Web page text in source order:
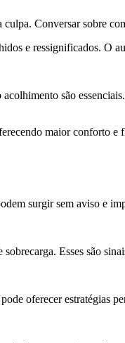
Conversar sobre
e ressignificados. O
são
maior conforto
surgir sem aviso e
Esses são
oferecer estratégias